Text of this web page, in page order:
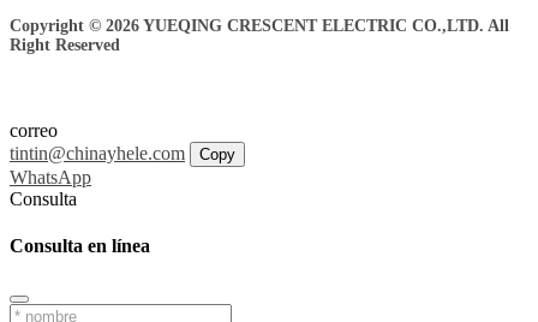
Copyright © 2026 YUEQING CRESCENT ELECTRIC CO.,LTD. All
Right Reserved
correo
tintin@chinayhele.com
Copy
WhatsApp
Consulta
Consulta en línea